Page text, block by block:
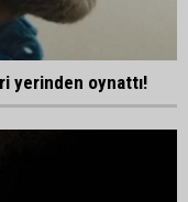
yerinden oynattı!